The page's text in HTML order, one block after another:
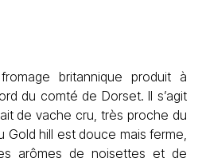
britannique produit à
du comté de Dorset. Il s’agit
de vache cru, très proche du
Gold hill est douce mais ferme,
arômes de noisettes et de